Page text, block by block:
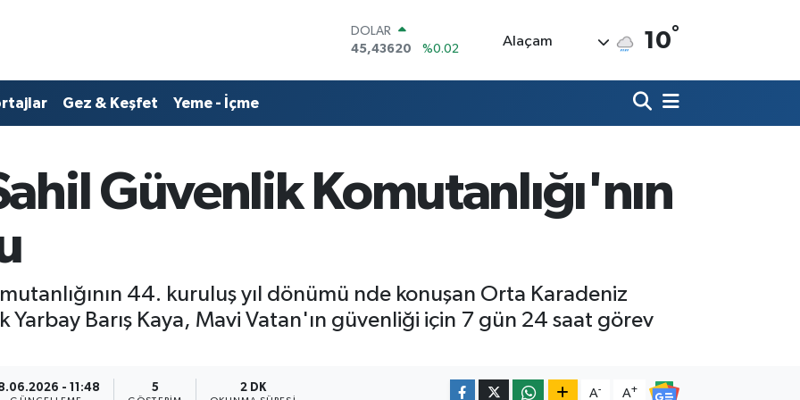
DOLAR
45,43620
%0.02
14.598,00
BITCOIN
Alaçam 10°
Gez & Keşfet Yeme - İçme
Güvenlik Komutanlığı'nın
44. kuruluş yıl dönümü nde konuşan Orta Karadeniz
Yarbay Barış Kaya, Mavi Vatan'ın güvenliği için 7 gün 24 saat görev
- 11:48 5 2 DK A- A+